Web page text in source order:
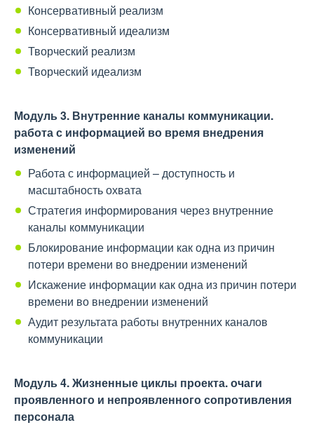
Консервативный реализм
Консервативный идеализм
Творческий реализм
Творческий идеализм
Модуль 3. Внутренние каналы коммуникации.
работа с информацией во время внедрения
изменений
Работа с информацией – доступность и
масштабность охвата
Стратегия информирования через внутренние
каналы коммуникации
Блокирование информации как одна из причин
потери времени во внедрении изменений
Искажение информации как одна из причин потери
времени во внедрении изменений
Аудит результата работы внутренних каналов
коммуникации
Модуль 4.Жизненные циклы проекта. очаги
проявленного и непроявленного сопротивления
персонала